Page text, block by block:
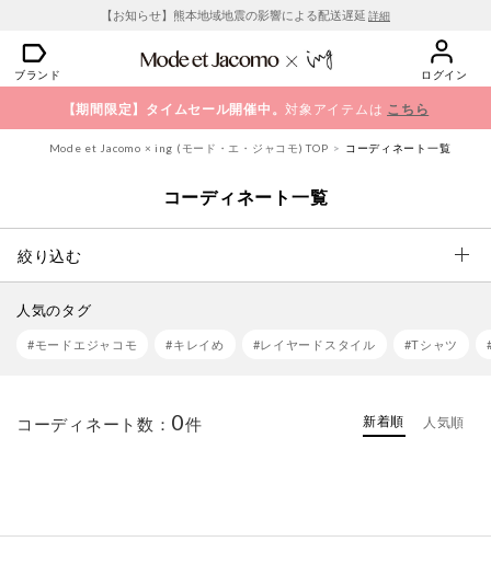
【お知らせ】熊本地域地震の影響による配送遅延 詳細
ブランド ログイン
【期間限定】タイムセール開催中。対象アイテムは こちら
Mode et Jacomo × ing (モード・エ・ジャコモ) TOP コーディネート一覧
コーディネート一覧
絞り込む
人気のタグ
#モードエジャコモ #キレイめ #レイヤードスタイル #Tシャツ
コーディネート数： 0件 新着順 人気順